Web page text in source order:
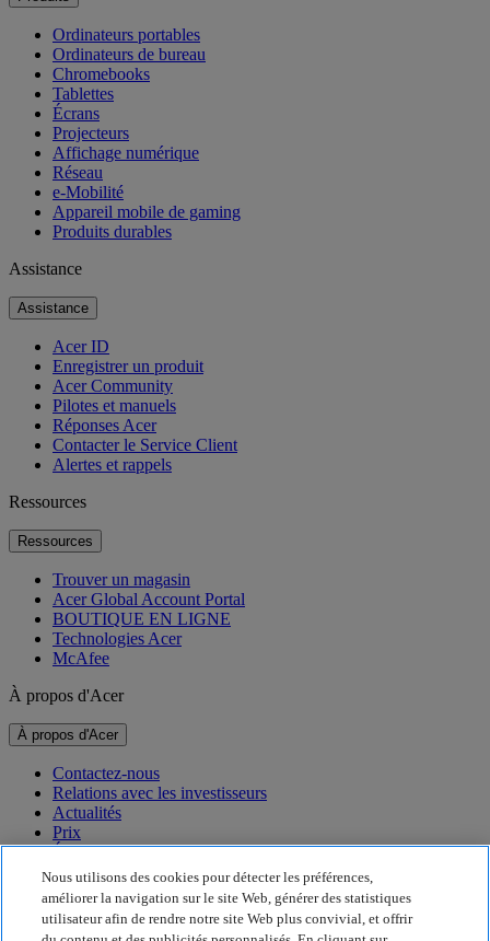
Ordinateurs portables
Ordinateurs de bureau
Chromebooks
Tablettes
Écrans
Projecteurs
Affichage numérique
Réseau
e-Mobilité
Appareil mobile de gaming
Produits durables
Assistance
Assistance
Acer ID
Enregistrer un produit
Acer Community
Pilotes et manuels
Réponses Acer
Contacter le Service Client
Alertes et rappels
Ressources
Ressources
Trouver un magasin
Acer Global Account Portal
BOUTIQUE EN LIGNE
Technologies Acer
McAfee
À propos d'Acer
À propos d'Acer
Contactez-nous
Relations avec les investisseurs
Actualités
Prix
Événements
Développement durable
Développement durable
Nous utilisons des cookies pour détecter les préférences,
améliorer la navigation sur le site Web, générer des statistiques
utilisateur afin de rendre notre site Web plus convivial, et offrir